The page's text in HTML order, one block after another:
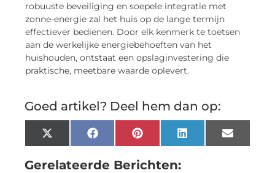
robuuste beveiliging en soepele integratie met
zonne-energie zal het huis op de lange termijn
effectiever bedienen. Door elk kenmerk te toetsen
aan de werkelijke energiebehoeften van het
huishouden, ontstaat een opslaginvestering die
praktische, meetbare waarde oplevert.
Goed artikel? Deel hem dan op:
X
(Twitter)
FacebookPinterestLinkedInEmail
Gerelateerde Berichten: